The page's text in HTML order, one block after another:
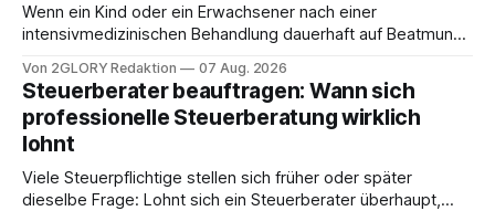
Wenn ein Kind oder ein Erwachsener nach einer
intensivmedizinischen Behandlung dauerhaft auf Beatmung
angewiesen ist, stellt sich für Familien eine schwierige
Frage: Muss die Versorgung dauerhaft in der Klinik bleiben –
oder ist ein Leben zu Hause möglich? Die außerklinische
Intensivpflege bietet genau diese Alternative: Sie
Von 2GLORY Redaktion 07 Aug. 2026
Steuerberater beauftragen: Wann sich
professionelle Steuerberatung wirklich
lohnt
Viele Steuerpflichtige stellen sich früher oder später
dieselbe Frage: Lohnt sich ein Steuerberater überhaupt,